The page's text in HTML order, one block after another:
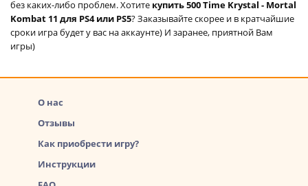
без каких-либо проблем. Хотите купить 500 Time Krystal - Mortal
Kombat 11 для PS4 или PS5? Заказывайте скорее и в кратчайшие
сроки игра будет у вас на аккаунте) И заранее, приятной Вам
игры)
О нас
Отзывы
Как приобрести игру?
Инструкции